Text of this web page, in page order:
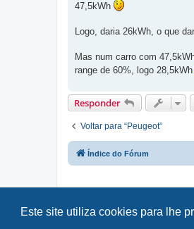
Este site utiliza cookies para lhe
47,5kWh
Logo, daria 26kWh, o que
Mas num carro com
range de 60%, logo 28,5kWh
Responder
Voltar para “Peugeot”
Índice do Fórum